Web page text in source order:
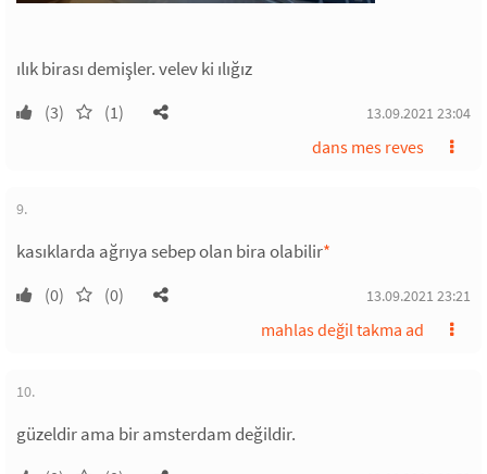
ılık birası demişler. velev ki ılığız
(3) (1) 13.09.2021 23:04
dans mes reves
9.
kasıklarda ağrıya sebep olan bira olabilir*
(0) (0) 13.09.2021 23:21
mahlas değil takma ad
10.
güzeldir ama bir amsterdam değildir.